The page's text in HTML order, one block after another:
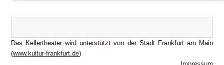
Das Kellertheater wird unterstützt von der Stadt Frankfurt am Main
(www.kultur-frankfurt.de)